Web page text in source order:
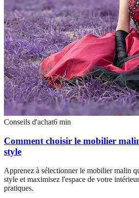
Conseils d'achat6 min
Comment choisir le mobilier
style
Apprenez à sélectionner le mobilier malin
style et maximisez l'espace de votre
pratiques.